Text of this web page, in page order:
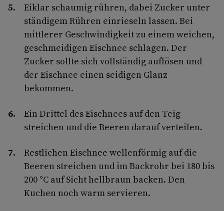
Eiklar schaumig rühren, dabei Zucker unter
ständigem Rühren einrieseln lassen. Bei
mittlerer Geschwindigkeit zu einem weichen,
geschmeidigen Eischnee schlagen. Der
Zucker sollte sich vollständig auflösen und
der Eischnee einen seidigen Glanz
bekommen.
Ein Drittel des Eischnees auf den Teig
streichen und die Beeren darauf verteilen.
Restlichen Eischnee wellenförmig auf die
Beeren streichen und im Backrohr bei 180 bis
200 °C auf Sicht hellbraun backen. Den
Kuchen noch warm servieren.